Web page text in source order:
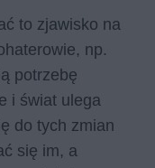
to zjawisko na
np.
potrzebę
i świat ulega
do tych zmian
się im, a